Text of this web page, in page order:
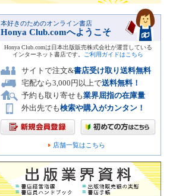
本好きのためのオンライン書店
Honya Club.comへようこそ
Honya Club.comは日本出版販売株式会社が運営している
インターネット書店です。
ご利用ガイドはこちら
サイトで注文&書店受け取り送料無料
宅配なら3,000円以上で送料無料！
予約も取り寄せも業界屈指の在庫量
外出先でも検索や購入がカンタン！
店舗一覧はこちら